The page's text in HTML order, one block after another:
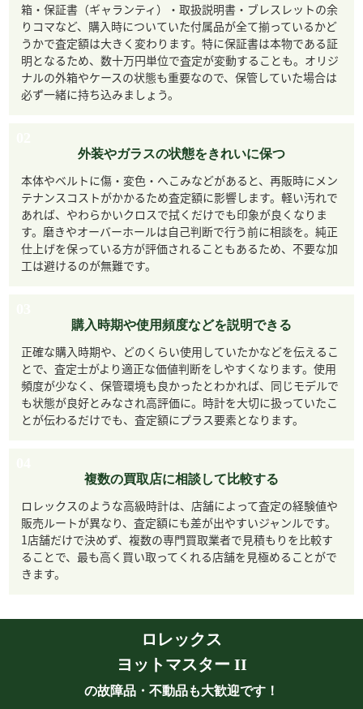
箱・保証書（ギャランティ）・取扱説明書・ブレスレットの余
りコマなど、購入時についていた付属品が全て揃っているかど
うかで査定額は大きく変わります。特に保証書は本物である証
明となるため、数十万円単位で査定が変動することも。オリジ
ナルの外箱やケースの状態も重要なので、保管していた場合は
必ず一緒に持ち込みましょう。
外装やガラスの状態をきれいに保つ
本体やベルトに傷・変色・へこみなどがあると、再販時にメン
テナンスコストがかかるため査定額に影響します。軽い汚れで
あれば、やわらかいクロスで拭くだけでも印象が良くなりま
す。磨きやオーバーホールは自己判断で行う前に相談を。純正
仕上げを保っている方が評価されることもあるため、不要な加
工は避けるのが無難です。
購入時期や使用頻度などを説明できる
正確な購入時期や、どのくらい使用していたかなどを伝えるこ
とで、査定士がより適正な価値判断をしやすくなります。使用
頻度が少なく、保管環境も良かったとわかれば、同じモデルで
も状態が良好とみなされ高評価に。時計を大切に扱っていたこ
とが伝わるだけでも、査定額にプラス要素となります。
複数の買取店に相談して比較する
ロレックスのような高級時計は、店舗によって査定の経験値や
販売ルートが異なり、査定額にも差が出やすいジャンルです。
1店舗だけで決めず、複数の専門買取業者で見積もりを比較す
ることで、最も高く買い取ってくれる店舗を見極めることがで
きます。
ロレックス
ヨットマスター II
の故障品・不動品も大歓迎です！